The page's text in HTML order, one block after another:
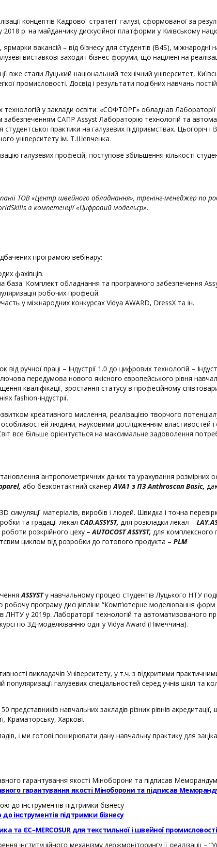
концептів Кадрової стратегії галузі, сформованої за
р. на майданчику дискусійної платформи у Київському
вакансій – від бізнесу для студентів (В4S),
виставкові заходи і бізнес-форуми, що націлені на
вже стали Луцький національний технічний університет,
промисловості. Досвід і результати подібних навчань
технологій у заклади освіти: «СОФТОРГ» обладнав
САПР Assyst Лабораторію технологій та
практики на галузевих підприємствах. Цьогоріч і
університету ім. Т.Шевченка.
галузевих професій, поступове збільшення кількості
ТОВ «Центр швейного обладнання», тренінг-менеджер по
в компетенції «Цифровий модельєр».
програмою вебінару:
фахівців.
база. Комплект обладнання та програмного забезпечення
робочих професій.
у міжнародних конкурсах Vidya AWARD, DressX та ін.
ручної праці – Індустрії 1.0 до цифрових технологій –
передумова нового якісного європейського рівня
кваліфікації, зростання статусу в професійному
fashion-індустрії.
креативного мислення, реалізацією творчого
людини, науковими дослідженням властивостей і
все більше орієнтується на максимальне задоволення
антропометричних даних та урахування
або безконтактний сканерAVA1 з ПЗ Anthroscan Basic,
матеріалів, виробів і людей. Швидка і точна
та градації лекал CAD.ASSYST, для розкладки лекал – LAY.
розкрійного цеху – AUTOCOST ASSYST, для комплексного
циклом від розробки до готового продукта – PLM
ASSYSTу навчальному процесі студентів Луцького НТУ
програму дисципліни “Комп’ютерне моделювання
в ЛНТУ у 2019р. Лабораторії технологій та
по 3Д-моделюванню одягу Vidya Award (Німеччина).
викладачів Університету, у т.ч. з відкритими
галузевих спеціальностей серед учнів шкіл та
навчальних закладів різних рівнів
Краматорську, Харкові.
і ми готові поширювати дану навчальну практику для
гарантування якості Міноборони та підписав
інструментів підтримки бізнесу
та ЄС–MERCOSUR для текстильної і швейної промисловості